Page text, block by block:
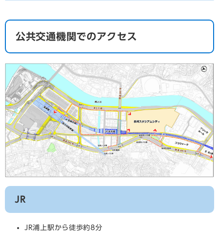
公共交通機関でのアクセス
JR
JR浦上駅から徒歩約8分